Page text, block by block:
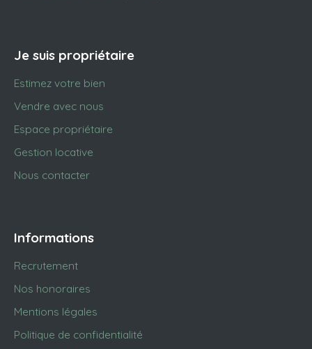
Je suis propriétaire
Estimez votre bien
Vendre avec nous
Espace propriétaire
Gestion locative
Nous contacter
Informations
Recrutement
Nos honoraires
Mentions légales
Politique de confidentialité